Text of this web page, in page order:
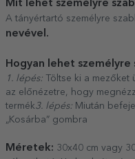
Mit lehet személyre
A tányértartó személyre
nevével.
Hogyan lehet személyre
1. lépés: Töltse ki a mezőket
az előnézetre, hogy
termék3. lépés: Miután
„Kosárba” gombra
Méretek: 30x40 cm vagy